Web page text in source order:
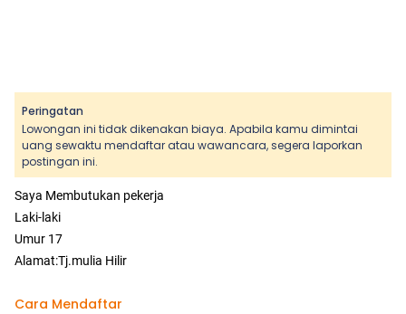
Peringatan
Lowongan ini tidak dikenakan biaya. Apabila kamu dimintai
uang sewaktu mendaftar atau wawancara, segera laporkan
postingan ini.
Saya Membutukan pekerja
Laki-laki
Umur 17
Alamat:Tj.mulia Hilir
Cara Mendaftar